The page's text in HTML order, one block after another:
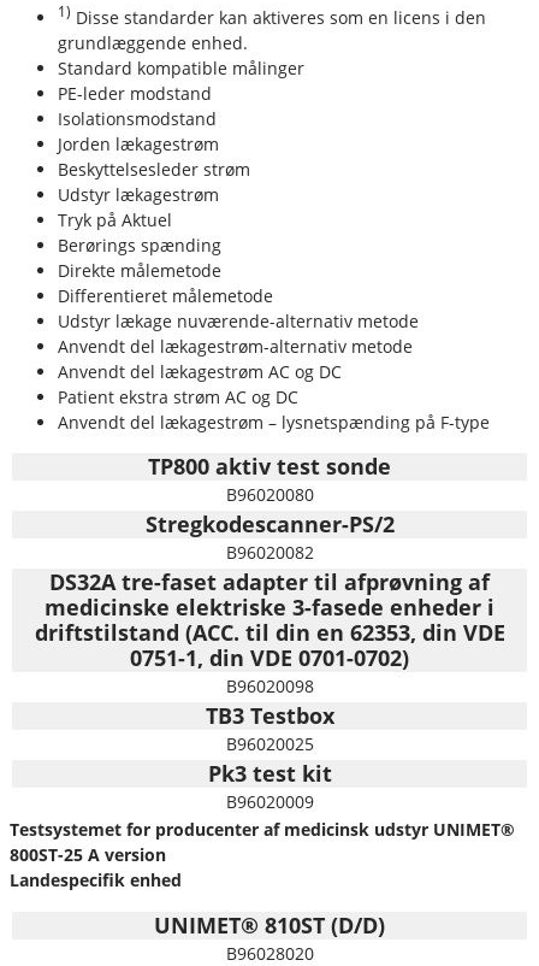
1) Disse standarder kan aktiveres som en licens i den
grundlæggende enhed.
Standard kompatible målinger
PE-leder modstand
Isolationsmodstand
Jorden lækagestrøm
Beskyttelsesleder strøm
Udstyr lækagestrøm
Tryk på Aktuel
Berørings spænding
Direkte målemetode
Differentieret målemetode
Udstyr lækage nuværende-alternativ metode
Anvendt del lækagestrøm-alternativ metode
Anvendt del lækagestrøm AC og DC
Patient ekstra strøm AC og DC
Anvendt del lækagestrøm – lysnetspænding på F-type
TP800 aktiv test sonde
B96020080
Stregkodescanner-PS/2
B96020082
DS32A tre-faset adapter til afprøvning af
medicinske elektriske 3-fasede enheder i
driftstilstand (ACC. til din en 62353, din VDE
0751-1, din VDE 0701-0702)
B96020098
TB3 Testbox
B96020025
Pk3 test kit
B96020009
Testsystemet for producenter af medicinsk udstyr UNIMET®
800ST-25 A version
Landespecifik enhed
UNIMET® 810ST (D/D)
B96028020